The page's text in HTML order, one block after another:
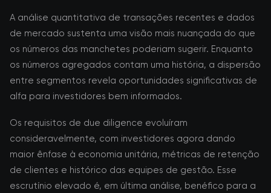
A análise quantitativa de transações recentes e dados
de mercado sustenta uma visão mais nuançada do que
os números das manchetes poderiam sugerir. Enquanto
os números agregados contam uma história, a dispersão
entre segmentos revela oportunidades significativas de
alfa para investidores bem informados.
Os requisitos de due diligence evoluíram
consideravelmente, com investidores agora dando
maior ênfase à economia unitária, métricas de retenção
de clientes e histórico das equipes de gestão. Esse
escrutínio elevado é, em última análise, benéfico para a